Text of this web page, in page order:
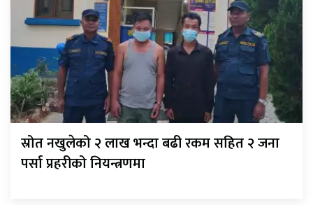
स्रोत नखुलेको २ लाख भन्दा बढी रकम सहित २ जना
पर्सा प्रहरीको नियन्त्रणमा